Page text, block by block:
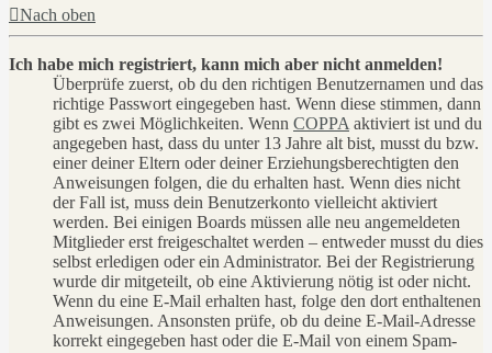
Nach oben
Ich habe mich registriert, kann mich aber nicht anmelden!
Überprüfe zuerst, ob du den richtigen Benutzernamen und das
richtige Passwort eingegeben hast. Wenn diese stimmen, dann
gibt es zwei Möglichkeiten. Wenn COPPA aktiviert ist und du
angegeben hast, dass du unter 13 Jahre alt bist, musst du bzw.
einer deiner Eltern oder deiner Erziehungsberechtigten den
Anweisungen folgen, die du erhalten hast. Wenn dies nicht
der Fall ist, muss dein Benutzerkonto vielleicht aktiviert
werden. Bei einigen Boards müssen alle neu angemeldeten
Mitglieder erst freigeschaltet werden – entweder musst du dies
selbst erledigen oder ein Administrator. Bei der Registrierung
wurde dir mitgeteilt, ob eine Aktivierung nötig ist oder nicht.
Wenn du eine E-Mail erhalten hast, folge den dort enthaltenen
Anweisungen. Ansonsten prüfe, ob du deine E-Mail-Adresse
korrekt eingegeben hast oder die E-Mail von einem Spam-